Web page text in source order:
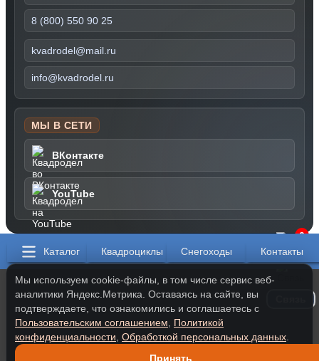
Каталог Квадроциклы Снегоходы Контакты
0
8 (800) 550 90 25
kvadrodel@mail.ru
info@kvadrodel.ru
МЫ В СЕТИ
ВКонтакте
YouTube
Мы используем cookie-файлы, в том числе сервис веб-
аналитики Яндекс.Метрика. Оставаясь на сайте, вы
подтверждаете, что ознакомились и соглашаетесь с
Пользовательским соглашением
Политикой
конфиденциальности Обработкой персональных данных
Принять